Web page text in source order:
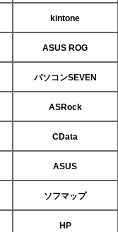
kintone
ASUS ROG
パソコンSEVEN
ASRock
CData
ASUS
ソフマップ
HP